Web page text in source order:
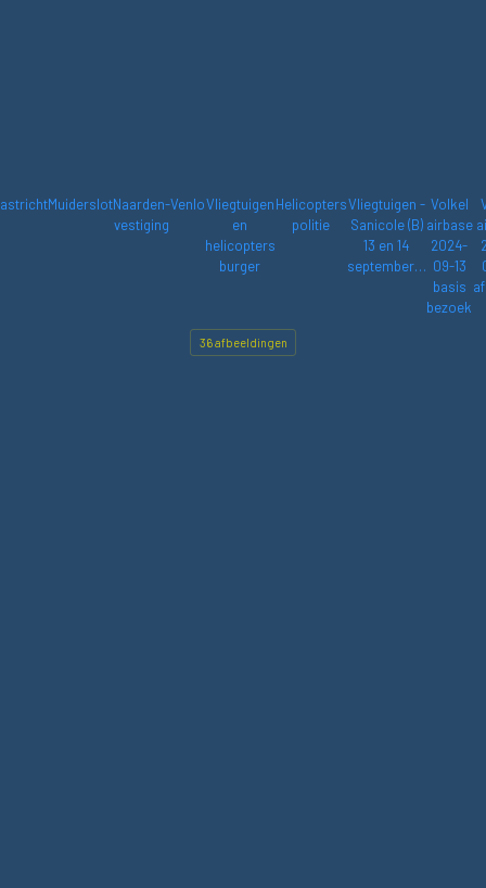
MuiderslotNaarden-
vestiging
VenloVliegtuigen
en
helicopters
burger
Helicopters
politie
Vliegtuigen -
Sanicole (B)
13 en 14
september…
Volkel
airbase
2024-
09-13
basis
bezoek
36 afbeeldingen